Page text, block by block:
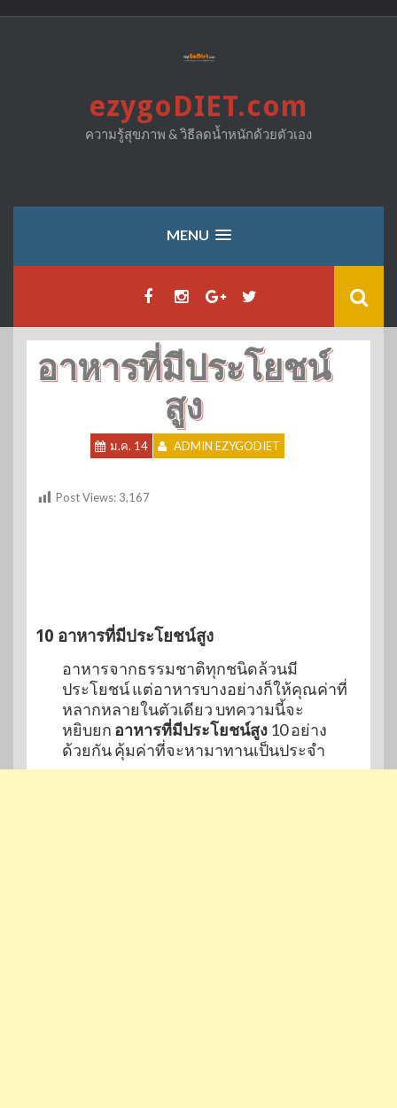
ezygoDIET.com
ความรู้สุขภาพ & วิธีลดน้ำหนักด้วยตัวเอง
MENU
อาหารที่มีประโยชน์
สูง
ม.ค. 14 ADMIN EZYGODIET
Post Views: 3,167
10 อาหารที่มีประโยชน์สูง
อาหารจากธรรมชาติทุกชนิดล้วนมี
ประโยชน์ แต่อาหารบางอย่างก็ให้คุณค่าที่
หลากหลายในตัวเดียว บทความนี้จะ
หยิบยก อาหารที่มีประโยชน์สูง 10 อย่าง
ด้วยกัน คุ้มค่าที่จะหามาทานเป็นประจำ